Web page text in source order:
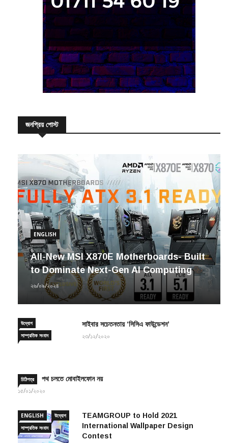
জনপ্রিয় পোস্ট
ENGLISH
All-New MSI X870E Motherboards- Built
to Dominate Next-Gen AI Computing
২৬/০৯/২০২৪
উদ্যোগ
সাম্প্রতিক সংবাদ
সাইবার সচেতনতায় ‘সিসিএ ফাউন্ডেশন’
২৩/১২/২০২০
চিঠিপত্র পথ চলতে মোবাইলফোন নয়
১৫/০১/২০২০
ENGLISH
উদ্যোগ
সাম্প্রতিক সংবাদ
TEAMGROUP to Hold 2021
International Wallpaper Design
Contest